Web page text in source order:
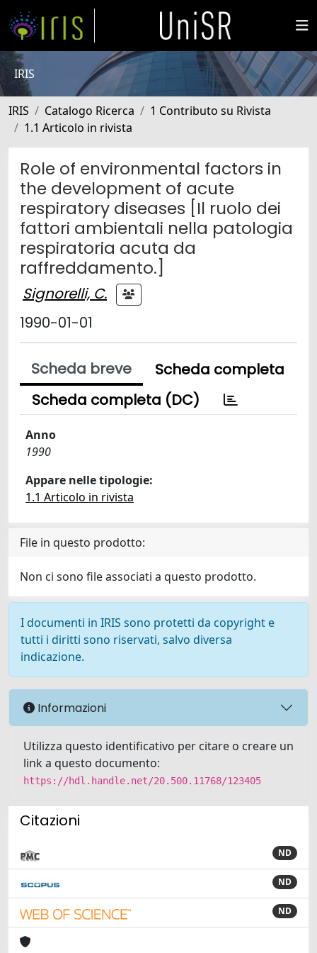
IRIS
IRIS Catalogo Ricerca
1 Contributo su Rivista
1.1 Articolo in rivista
Role of environmental factors in
the development of acute
respiratory diseases [Il ruolo dei
fattori ambientali nella patologia
respiratoria acuta da
raffreddamento.]
Signorelli, C.
1990-01-01
Scheda breve
Scheda completa
Scheda completa (DC)
Anno
1990
Appare nelle tipologie:
1.1 Articolo in rivista
File in questo prodotto:
Non ci sono file associati a questo prodotto.
I documenti in IRIS sono protetti da copyright e
tutti i diritti sono riservati, salvo diversa
indicazione.
Informazioni
Utilizza questo identificativo per citare o creare un
link a questo documento:
https://hdl.handle.net/20.500.11768/123405
Citazioni
ND
ND
ND